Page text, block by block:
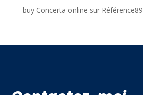
buy Concerta online sur Référence89